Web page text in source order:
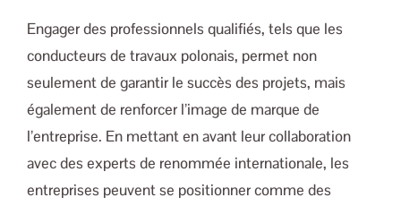
Engager des professionnels qualifiés, tels que les
conducteurs de travaux polonais, permet non
seulement de garantir le succès des projets, mais
également de renforcer l’image de marque de
l’entreprise. En mettant en avant leur collaboration
avec des experts de renommée internationale, les
entreprises peuvent se positionner comme des